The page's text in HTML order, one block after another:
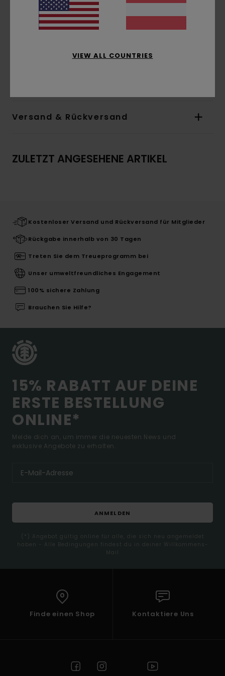
Verschluss:Knopfleiste vorne
Taschen:Aufgesetzte Tasche auf der Brust
Logo:Gewebtes Label hinten
Andere Features:Stickerei links auf der Brust
Versand & Rückversand
ZULETZT ANGESEHENE ARTIKEL
Kostenloser Versand und Rückversand für Mitglieder
Rückgabe innerhalb von 30 Tagen
Treten Sie dem Treueprogramm bei
Unser umweltfreundliches Engagement
100% sichere Zahlung
Brauchen Sie Hilfe?
15% RABATT AUF DEINE
ERSTE BESTELLUNG
ONLINE*
Melde dich an, um immer die neuesten News und
exklusive Angebote zu erhalten.
ANMELDEN
(*) Angebot gültig online für alle, die sich neu angemeldet
haben - Alle Bedingungen findest du in deiner Willkommens-
Mail
Finde einen Shop Kontaktiere Uns
VIEW ALL COUNTRIES